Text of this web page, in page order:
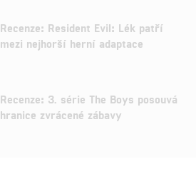
Recenze: Resident Evil: Lék patří
mezi nejhorší herní adaptace
Recenze: 3. série The Boys posouvá
hranice zvrácené zábavy